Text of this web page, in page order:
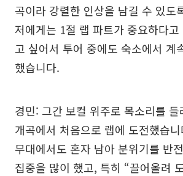
곡이라 강렬한 인상을 남길 수 있도
저에게는 1절 랩 파트가 중요하다
고 싶어서 투어 중에도 숙소에서 계
했습니다.
경민: 그간 보컬 위주로 목소리를
개곡에서 처음으로 랩에 도전했습
무대에서도 혼자 남아 분위기를 반
집중을 많이 했고, 특히 “끌어올려